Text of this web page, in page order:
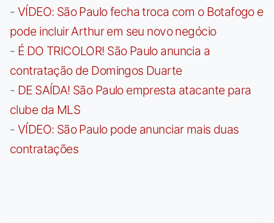
- VÍDEO: São Paulo fecha troca com o Botafogo e
pode incluir Arthur em seu novo negócio
- É DO TRICOLOR! São Paulo anuncia a
contratação de Domingos Duarte
- DE SAÍDA! São Paulo empresta atacante para
clube da MLS
- VÍDEO: São Paulo pode anunciar mais duas
contratações